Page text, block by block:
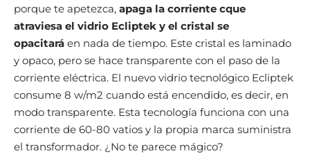
porque te apetezca, apaga la corriente cque
atraviesa el vidrio Ecliptek y el cristal se
opacitará en nada de tiempo. Este cristal es laminado
y opaco, pero se hace transparente con el paso de la
corriente eléctrica. El nuevo vidrio tecnológico Ecliptek
consume 8 w/m2 cuando está encendido, es decir, en
modo transparente. Esta tecnología funciona con una
corriente de 60-80 vatios y la propia marca suministra
el transformador. ¿No te parece mágico?